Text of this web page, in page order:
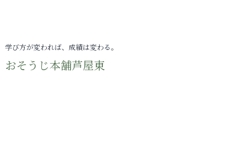
学び方が変われば、成績は変わる。
おそうじ本舗芦屋東